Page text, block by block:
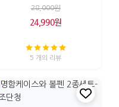
28,000원
24,990원
5 개의 리뷰